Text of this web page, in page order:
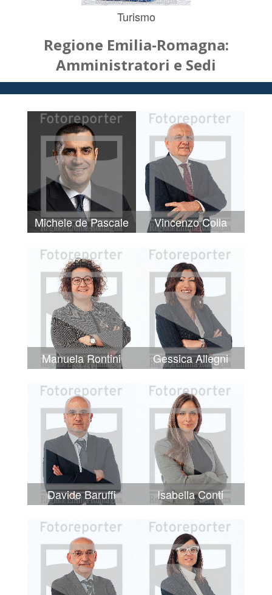
Turismo
Regione Emilia-Romagna:
Amministratori e Sedi
Michele de Pascale Vincenzo Colla
Manuela Rontini Gessica Allegni
Davide Baruffi Isabella Conti